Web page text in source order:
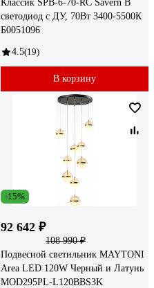
Классик SPB-6-70-RC Savern В
светодиод с ДУ, 70Вт 3400-5500К
Б0051096
4.5(19)
В корзину
-15%
92 642 ₽
108 990 ₽
Подвесной светильник MAYTONI
Area LED 120W Черный и Латунь
MOD295PL-L120BBS3K